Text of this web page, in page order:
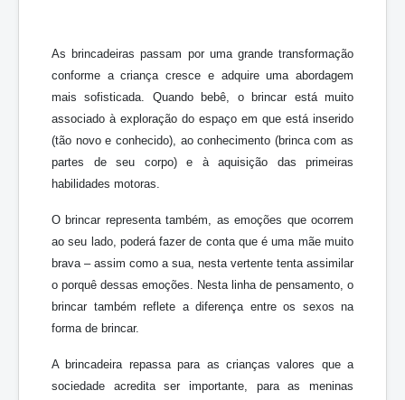
As brincadeiras passam por uma grande transformação
conforme a criança cresce e adquire uma abordagem
mais sofisticada. Quando bebê, o brincar está muito
associado à exploração do espaço em que está inserido
(tão novo e conhecido), ao conhecimento (brinca com as
partes de seu corpo) e à aquisição das primeiras
habilidades motoras.
O brincar representa também, as emoções que ocorrem
ao seu lado, poderá fazer de conta que é uma mãe muito
brava – assim como a sua, nesta vertente tenta assimilar
o porquê dessas emoções. Nesta linha de pensamento, o
brincar também reflete a diferença entre os sexos na
forma de brincar.
A brincadeira repassa para as crianças valores que a
sociedade acredita ser importante, para as meninas